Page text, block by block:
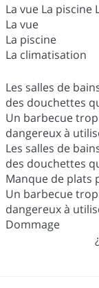
La vue La piscine
La vue
La piscine
La climatisation
Les salles de
des douchettes
Un barbecue
dangereux à
Les salles de
des douchettes
Manque de plats
Un barbecue
dangereux à
Dommage